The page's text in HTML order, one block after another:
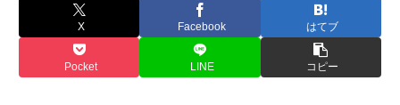
X Facebook はてブ
Pocket LINE コピー